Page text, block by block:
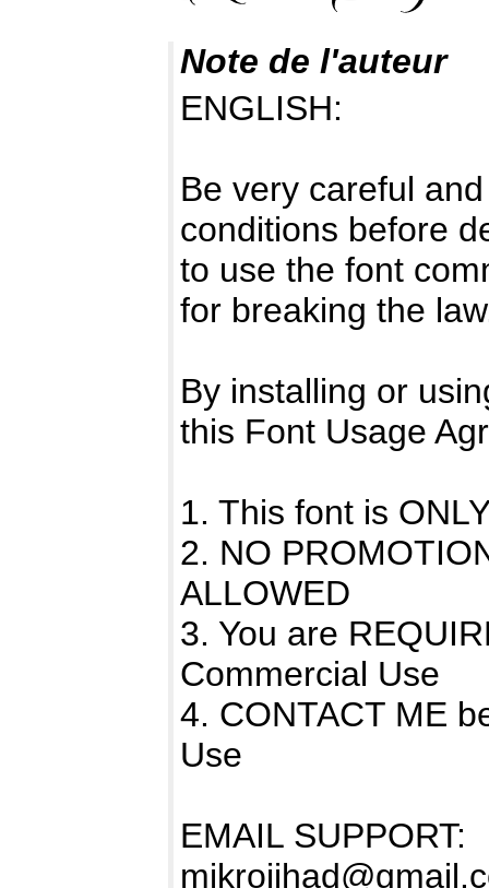
Note de l'auteur
ENGLISH:
Be very careful
conditions before
to use the font
for breaking the
By installing or
this Font Usage
1. This font is
2. NO
ALLOWED
3. You are
Commercial Use
4. CONTACT ME
Use
EMAIL SUPPORT: